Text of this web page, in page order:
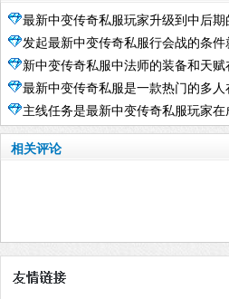
最新中变传奇私服玩家升级到中后期
家都非常希望能够倒卖装备来赚钱
发起最新中变传奇私服行会战的条件
是行会的会长去进行申请
新中变传奇私服中法师的装备和天赋
血量方面都不是很高
最新中变传奇私服是一款热门的多人
扮演游戏
主线任务是最新中变传奇私服玩家在
当中必须完成的任务
相关评论